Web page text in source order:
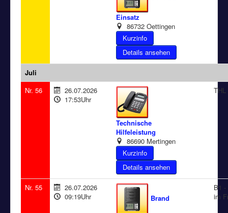
Einsatz
86732 Oettingen
Details ansehen
Juli
Nr. 56
26.07.2026
17:53Uhr
Technische
Hilfeleistung
86690 Mertingen
Details ansehen
THL
Nr. 55
26.07.2026
09:19Uhr
Brand
B1
im